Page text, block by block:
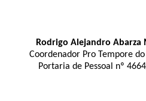
Rodrigo Alejandro Abarza
Coordenador Pro Tempore do
Portaria de Pessoal nº